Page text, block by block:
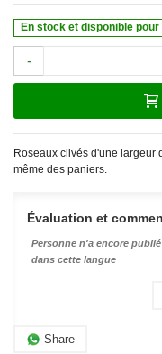
En stock et disponible
-
Roseaux clivés d'une largeur
même des paniers.
Évaluation et
Personne n'a encore
dans cette langue
Share